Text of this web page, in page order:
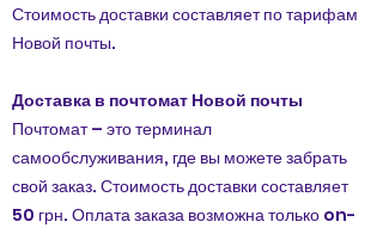
Стоимость доставки составляет по тарифам
Новой почты.
Доставка в почтомат Новой почты
Почтомат – это терминал
самообслуживания, где вы можете забрать
свой заказ. Стоимость доставки составляет
50 грн. Оплата заказа возможна только on-